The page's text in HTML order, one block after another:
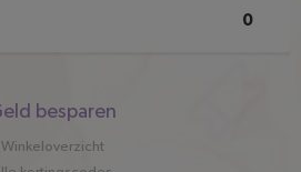
0
besparen
Winkeloverzicht